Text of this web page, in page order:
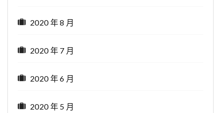
2020 年 8 月
2020 年 7 月
2020 年 6 月
2020 年 5 月